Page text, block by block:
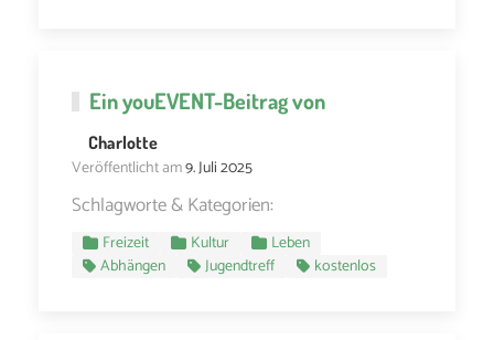
EinyouEVENT-Beitrag von
Charlotte
Veröffentlicht am9. Juli 2025
Schlagworte & Kategorien:
Freizeit Kultur
Leben
Abhängen
Jugendtreff kostenlos